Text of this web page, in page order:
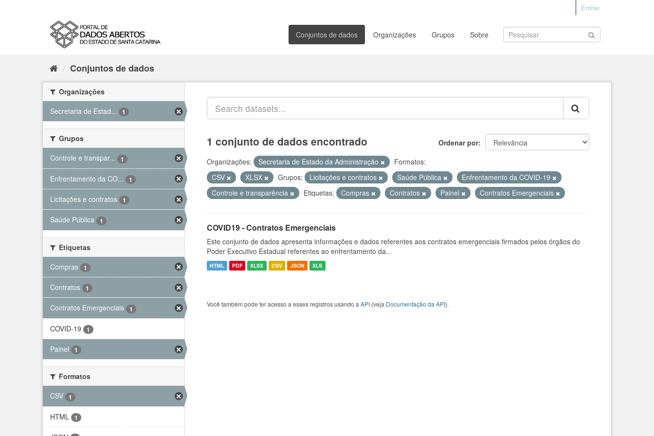
Entrar
Conjuntos de dados Organizações Grupos Sobre
Conjuntos de dados
Organizações
Secretaria de Estad...
1
Grupos
Controle e transpar...
1
Enfrentamento da CO... 1
Licitações e contratos 1
Saúde Pública 1
Etiquetas
Compras
1
Contratos 1
Contratos Emergenciais 1
COVID-19 1
Painel 1
Formatos
CSV
1
HTML 1
Ordenar por
1 conjunto de dados encontrado
Organizações: Secretaria de Estado da Administração
Formatos:
CSV
XLSX Grupos: Licitações e contratos Saúde Pública
Enfrentamento da COVID-19
Controle e transparência
Etiquetas: Compras Contratos Painel Contratos Emergenciais
COVID19 - Contratos Emergenciais
Este conjunto de dados apresenta informações e dados referentes aos contratos emergenciais firmados pelos órgãos do
Poder Executivo Estadual referentes ao enfrentamento da...
HTML PDF XLSX CSV JSON XLS
Você também pode ter acesso a esses registros usando a API (veja Documentação da API).